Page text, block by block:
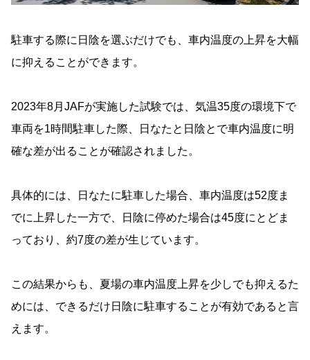
駐車する際に日陰を選ぶだけでも、車内温度の上昇を大幅
に抑えることができます。
2023年8月JAFが実施した試験では、気温35度の環境下で
車両を1時間駐車した際、日なたと日陰とで車内温度に明
確な差が出ることが確認されました。
具体的には、日なたに駐車した場合、車内温度は52度ま
でに上昇した一方で、日陰に停めた場合は45度にとどま
っており、約7度の差が生じています。
この結果からも、夏場の車内温度上昇を少しでも抑えるた
めには、できるだけ日陰に駐車することが有効であると言
えます。